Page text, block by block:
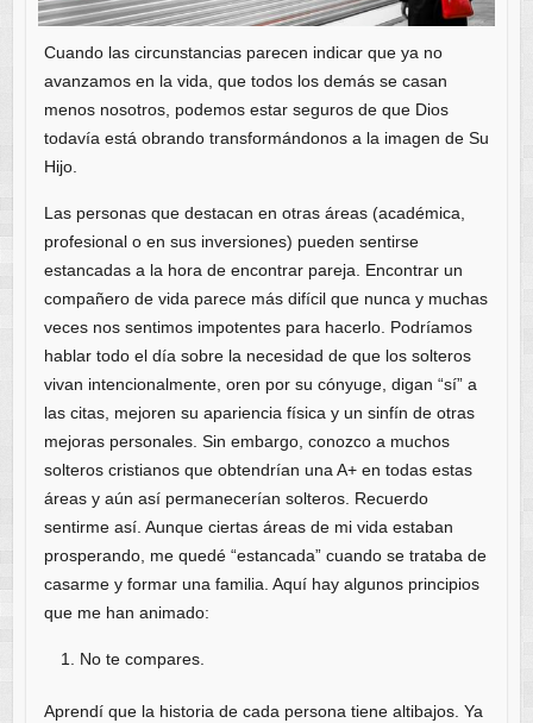
Cuando las circunstancias parecen indicar que ya no
avanzamos en la vida, que todos los demás se casan
menos nosotros, podemos estar seguros de que Dios
todavía está obrando transformándonos a la imagen de Su
Hijo.
Las personas que destacan en otras áreas (académica,
profesional o en sus inversiones) pueden sentirse
estancadas a la hora de encontrar pareja. Encontrar un
compañero de vida parece más difícil que nunca y muchas
veces nos sentimos impotentes para hacerlo. Podríamos
hablar todo el día sobre la necesidad de que los solteros
vivan intencionalmente, oren por su cónyuge, digan “sí” a
las citas, mejoren su apariencia física y un sinfín de otras
mejoras personales. Sin embargo, conozco a muchos
solteros cristianos que obtendrían una A+ en todas estas
áreas y aún así permanecerían solteros. Recuerdo
sentirme así. Aunque ciertas áreas de mi vida estaban
prosperando, me quedé “estancada” cuando se trataba de
casarme y formar una familia. Aquí hay algunos principios
que me han animado:
No te compares.
Aprendí que la historia de cada persona tiene altibajos. Ya